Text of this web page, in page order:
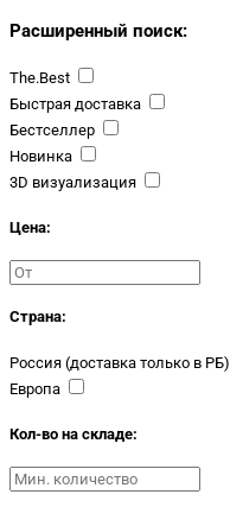
Расширенный поиск:
The.Best
Быстрая доставка
Бестселлер
Новинка
3D визуализация
Цена:
Страна:
Россия (доставка только в РБ)
Европа
Кол-во на складе: